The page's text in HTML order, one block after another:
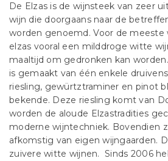
De Elzas is de wijnsteek van zeer
wijn die doorgaans naar de
worden genoemd. Voor de meeste
elzas vooral een milddroge witte
maaltijd om gedronken kan
is gemaakt van één enkele
riesling, gewürtztraminer en pinot
bekende. Deze riesling komt van
worden de aloude Elzastradities
moderne wijntechniek. Bovendien
afkomstig van eigen wijngaarden.
zuivere witte wijnen. Sinds 2006